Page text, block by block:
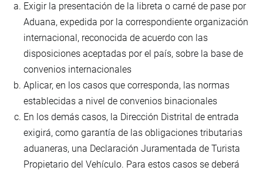
Exigir la presentación de la libreta o carné de pase por
Aduana, expedida por la correspondiente organización
internacional, reconocida de acuerdo con las
disposiciones aceptadas por el país, sobre la base de
convenios internacionales
Aplicar, en los casos que corresponda, las normas
establecidas a nivel de convenios binacionales
En los demás casos, la Dirección Distrital de entrada
exigirá, como garantía de las obligaciones tributarias
aduaneras, una Declaración Juramentada de Turista
Propietario del Vehículo. Para estos casos se deberá